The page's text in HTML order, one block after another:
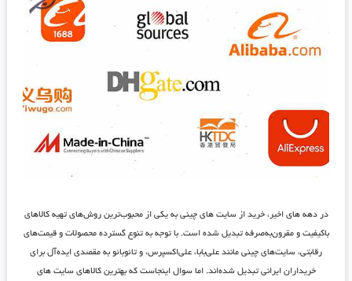
در دهه های اخیر، خرید از سایت های چینی به یکی از محبوب‌ترین روش‌های تهیه کالاهای
باکیفیت و مقرون‌به‌صرفه تبدیل شده است. با توجه به تنوع گسترده محصولات و قیمت‌های
رقابتی، سایت‌های چینی مانند علی‌بابا، علی‌اکسپرس، و تائوبائو به مقصدی ایده‌آل برای
خریداران ایرانی تبدیل شده‌اند. اما سوال اینجاست که بهترین کالاهای سایت های